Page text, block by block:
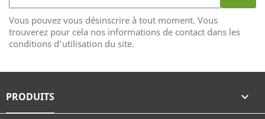
Vous pouvez vous désinscrire à tout moment. Vous
trouverez pour cela nos informations de contact dans les
conditions d'utilisation du site.
PRODUITS 